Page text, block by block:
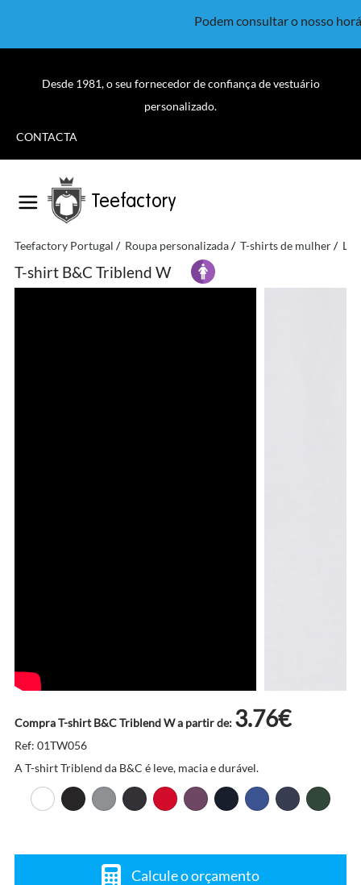
Podem consultar o nosso
Desde 1981, o seu fornecedor de confiança de vestuário
personalizado.
CONTACTA
Teefactory
Teefactory Portugal Roupa personalizada T-shirts de mulher
T-shirt B&C Triblend W
Compra T-shirt B&C Triblend W a partir de: 3.76€
Ref: 01TW056
A T-shirt Triblend da B&C é leve, macia e durável.
Calcule o orçamento